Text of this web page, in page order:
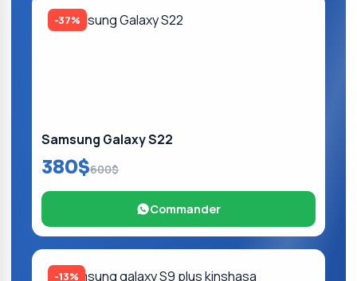
-37%
Samsung Galaxy S22
380$600$
Commander
-13%